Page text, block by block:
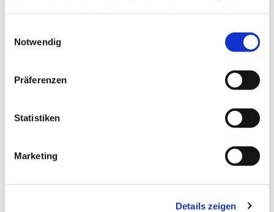
Notwendig
Präferenzen
Statistiken
Marketing
Details zeigen